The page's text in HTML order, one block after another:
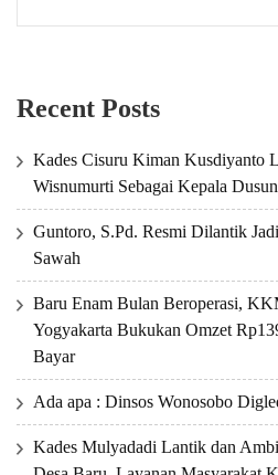
Recent Posts
Kades Cisuru Kiman Kusdiyanto
Wisnumurti Sebagai Kepala
Guntoro, S.Pd. Resmi Dilantik
Sawah
Baru Enam Bulan Beroperasi,
Yogyakarta Bukukan Omzet
Bayar
Ada apa : Dinsos Wonosobo
Kades Mulyadadi Lantik dan